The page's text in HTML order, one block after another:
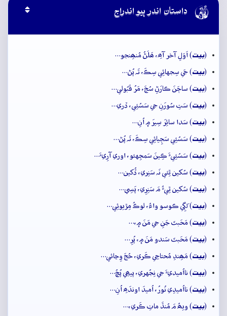
 داستان اندر ٻيو اندراج
(بيت) اَوَلِ آخر آھِ، ھَلَڻُ مُنھِنجو…
(بيت) جَي سِجهائِي سِڪَ، تَہ پُڻ…
(بيت) ساڄَنَ ڪارَڻِ سُڃَ، مَرُ قَبُولي…
(بيت) سَتِ سُورَنِ جي سَسُئِي، ڏري…
(بيت) سَدا سائِرَ سِيرَ ۾ اُنِ…
(بيت) سَسُئِي سَڄِيائِي سِڪَ، تَہ پُڻ…
(بيت) سَسُئِيءَ ڪِينَ سَمجِهئو، اوري آرِيءَ…
(بيت) سُکين ٿِئي نَہ سَنِري، ڏُکين…
(بيت) سُکين ٿِيءُ مَ سَنِرِي، پَسِي…
(بيت) لَڳِي ڪوسو واءُ، لوڪُ مِڙيوئِي…
(بيت) مَحَبتَ جَنِ جي مَنَ ۾،…
(بيت) مَحَبتَ سَندو مَنَ ۾، پُرِ…
(بيت) مَھِندِ مُحتاجِي ڪَري، حُجَ وِڃائي…
(بيت) نااُميديءَ جي نِجُهري، پيھِي پُڇُ…
(بيت) نااُميدِي نُورُ، اُميدَ اوندَھِ اُنِ…
(بيت) ويھُ مَ مُنڌَ ماٺِ ڪَري،…